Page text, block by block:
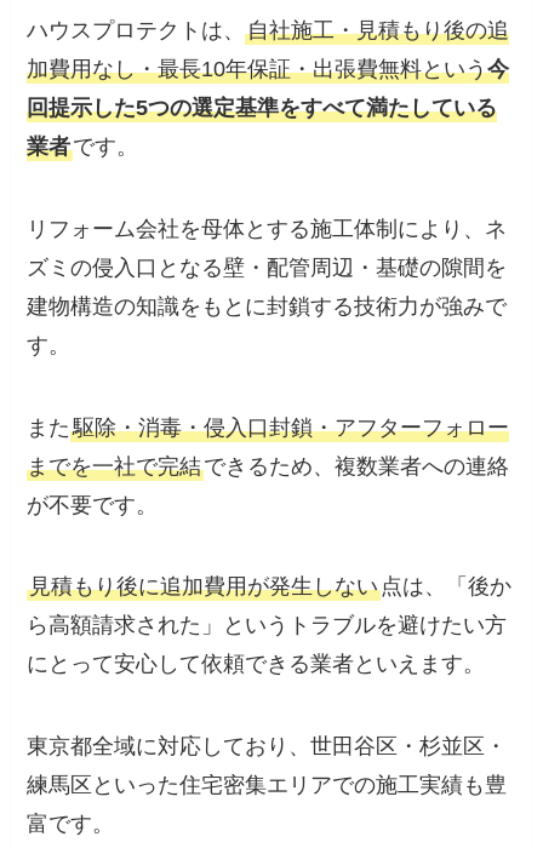
ハウスプロテクトは、自社施工・見積もり後の追
加費用なし・最長10年保証・出張費無料という今
回提示した5つの選定基準をすべて満たしている
業者です。
リフォーム会社を母体とする施工体制により、ネ
ズミの侵入口となる壁・配管周辺・基礎の隙間を
建物構造の知識をもとに封鎖する技術力が強みで
す。
また駆除・消毒・侵入口封鎖・アフターフォロー
までを一社で完結できるため、複数業者への連絡
が不要です。
見積もり後に追加費用が発生しない点は、「後か
ら高額請求された」というトラブルを避けたい方
にとって安心して依頼できる業者といえます。
東京都全域に対応しており、世田谷区・杉並区・
練馬区といった住宅密集エリアでの施工実績も豊
富です。